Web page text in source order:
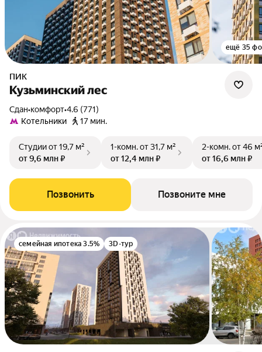
ещё 35
ПИК
Кузьминский лес
Сдан•комфорт•4.6 (771)
Котельники
17 мин.
Студииот 19,7 м²
от 9,6 млн ₽
1-комн.от 31,7 м²
от 12,4 млн ₽
2-комн.от 46
от 16,6 млн ₽
Позвонить Позвоните мне
семейная ипотека 3.5% 3D-тур